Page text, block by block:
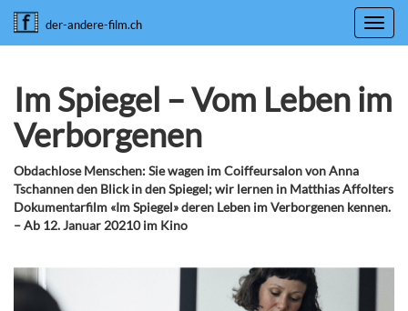
der-andere-film.ch
Im Spiegel – Vom Leben im
Verborgenen
Obdachlose Menschen: Sie wagen im Coiffeursalon von Anna
Tschannen den Blick in den Spiegel; wir lernen in Matthias Affolters
Dokumentarfilm «Im Spiegel» deren Leben im Verborgenen kennen.
– Ab 12. Januar 20210 im Kino